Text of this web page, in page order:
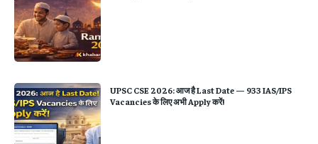
UPSC CSE 2026: आज है Last Date — 933 IAS/IPS
Vacancies के लिए अभी Apply करें!